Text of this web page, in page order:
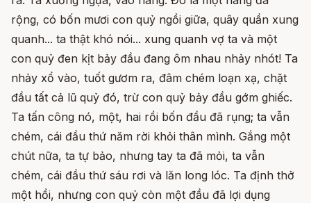
rộng, có bốn mươi con quỷ ngồi giữa, quây quần xung
quanh... ta thật khó nói... xung quanh vợ ta và một
con quỷ đen kịt bảy đầu đang ôm nhau nhảy nhót! Ta
nhảy xổ vào, tuốt gươm ra, đâm chém loạn xạ, chặt
đầu tất cả lũ quỷ đó, trừ con quỷ bảy đầu gớm ghiếc.
Ta tấn công nó, một, hai rồi bốn đầu đã rụng; ta vẫn
chém, cái đầu thứ năm rời khỏi thân mình. Gắng một
chút nữa, ta tự bảo, nhưng tay ta đã mỏi, ta vẫn
chém, cái đầu thứ sáu rơi và lăn long lóc. Ta định thở
một hồi, nhưng con quỷ còn một đầu đã lợi dụng